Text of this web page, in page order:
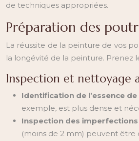
de techniques appropriées.
Préparation des
La réussite de la peinture de vos
la longévité de la peinture. Prenez
Inspection et nettoyage
Identification de l’essence de
exemple, est plus dense et
Inspection des imperfections
(moins de 2 mm) peuvent être